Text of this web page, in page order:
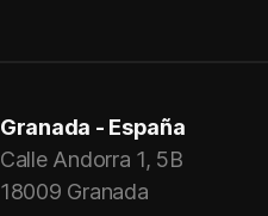
Granada - España
Calle Andorra 1, 5B
18009 Granada